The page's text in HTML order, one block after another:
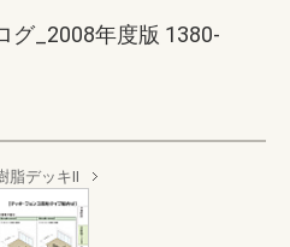
グ_2008年度版 1380-
デッキⅡ